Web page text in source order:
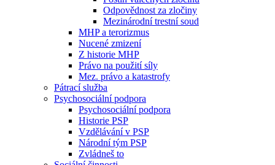
Odpovědnost za zločiny
Mezinárodní trestní soud
MHP a terorizmus
Nucené zmizení
Z historie MHP
Právo na použití síly
Mez. právo a katastrofy
Pátrací služba
Psychosociální podpora
Psychosociální podpora
Historie PSP
Vzdělávání v PSP
Národní tým PSP
Zvládneš to